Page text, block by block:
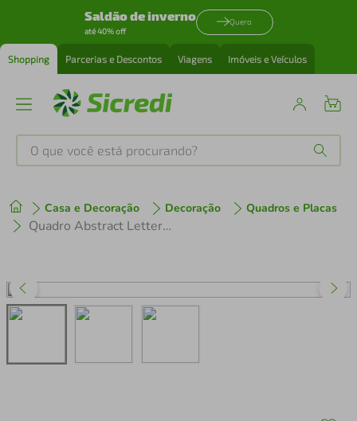
Saldão de inverno
até 40% off
Quero
Shopping Parcerias e Descontos Viagens Imóveis e Veículos
O que você está procurando?
Casa e Decoração Decoração Quadros e Placas
Quadro Abstract Letters 60x30 Caixa Branco Preto
1º tenis
perfume